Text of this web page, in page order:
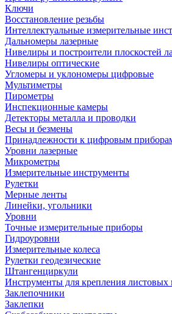
Ключи
Восстановление резьбы
Интеллектуальные измерительные
Дальномеры лазерные
Нивелиры и построители плоскостей
Нивелиры оптические
Угломеры и уклономеры цифровые
Мультиметры
Пирометры
Инспекционные камеры
Детекторы металла и проводки
Весы и безмены
Принадлежности к цифровым
Уровни лазерные
Микрометры
Измерительные инструменты
Рулетки
Мерные ленты
Линейки, угольники
Уровни
Точные измерительные приборы
Гидроуровни
Измерительные колеса
Рулетки геодезические
Штангенциркули
Инструменты для крепления листовых
Заклепочники
Заклепки